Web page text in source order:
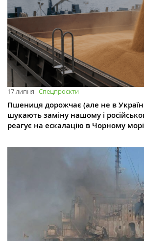
17 липня Спецпроєкти
Пшениця дорожчає (але не в
шукають заміну нашому і
реагує на ескалацію в Чорному морі